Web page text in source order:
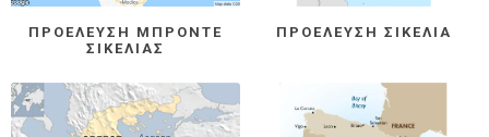
ΠΡΟΈΛΕΥΣΗ ΜΠΡΌΝΤΕ
ΣΙΚΕΛΊΑΣ
ΠΡΟΈΛΕΥΣΗ ΣΙΚΕΛΊΑ